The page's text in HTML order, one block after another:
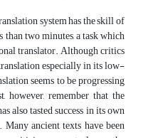
system has the skill of
than two minutes, a task which
translator. Although critics
especially in its low-
seems to be progressing
however, remember that the
also tasted success in its own
ancient texts have been